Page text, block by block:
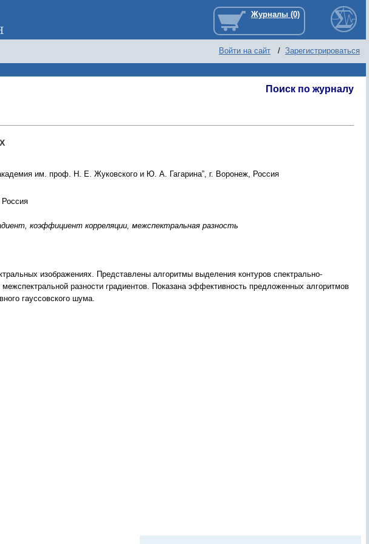
Войти на сайт / Зарегистрироваться
Поиск по журналу
им. проф. Н. Е. Жуковского и Ю. А. Гагарина”, г. Воронеж, Россия
Россия
коэффициент корреляции, межспектральная разность
изображениях. Представлены алгоритмы выделения контуров спектрально-
разности градиентов. Показана эффективность предложенных алгоритмов
гауссовского шума.